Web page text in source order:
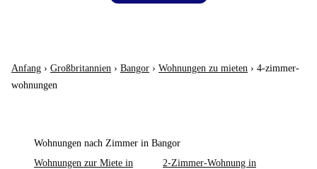
Anfang › Großbritannien › Bangor › Wohnungen zu mieten › 4-zimmer-
wohnungen
Wohnungen nach Zimmer in Bangor
Wohnungen zur Miete in
2-Zimmer-Wohnung in